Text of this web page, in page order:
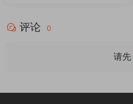
评论 0
请先